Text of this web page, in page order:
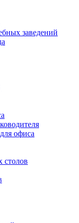
заведений
офиса
столов